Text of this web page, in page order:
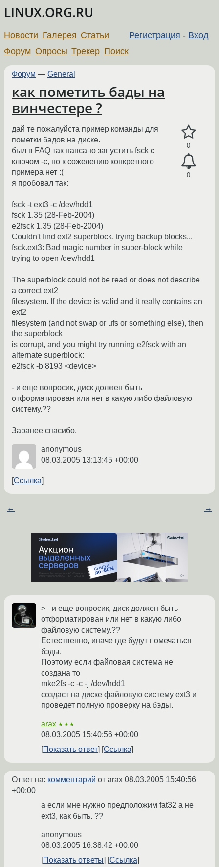
LINUX.ORG.RU
Регистрация - Вход
Новости Галерея Статьи
Форум Опросы Трекер Поиск
Форум — General
как пометить бады на
винчестере ?
0
0
дай те пожалуйста пример команды для
пометки бадов на диске.
был в FAQ так напсано запустить fsck с
ключом -c, но к сожелению конкретного
примера нет :(
я пробовал так:
fsck -t ext3 -c /dev/hdd1
fsck 1.35 (28-Feb-2004)
e2fsck 1.35 (28-Feb-2004)
Couldn't find ext2 superblock, trying backup blocks...
fsck.ext3: Bad magic number in super-block while
trying to open /dev/hdd1
The superblock could not be read or does not describe
a correct ext2
filesystem. If the device is valid and it really contains an
ext2
filesystem (and not swap or ufs or something else), then
the superblock
is corrupt, and you might try running e2fsck with an
alternate superblock:
e2fsck -b 8193 <device>
- и еще вопросик, диск должен быть
отформатирован или нет в какую либо файловую
систему.??
Заранее спасибо.
anonymous
08.03.2005 13:13:45 +00:00
Ссылка
← →
> - и еще вопросик, диск должен быть
отформатирован или нет в какую либо
файловую систему.??
Естественно, иначе где будут помечаться
бэды.
Поэтому если файловая система не
создана то
mke2fs -c -c -j /dev/hdd1
создаст на диске файловую систему ext3 и
проведет полную проверку на бэды.
arax ★★★
08.03.2005 15:40:56 +00:00
Показать ответ
Ссылка
Ответ на: комментарий от arax 08.03.2005 15:40:56
+00:00
а если мне нужно предположим fat32 а не
ext3, как быть. ??
anonymous
08.03.2005 16:38:42 +00:00
Показать ответы
Ссылка